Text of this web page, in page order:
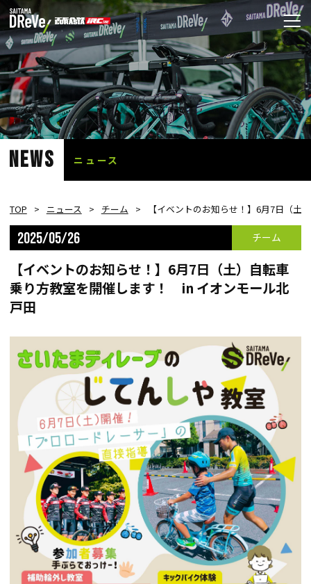
NEWS ニュース
TOP ニュース チーム 【イベントのお知らせ！】6月7日（
2025/05/26 チーム
【イベントのお知らせ！】6月7日（土）自転車
乗り方教室を開催します！ in イオンモール北
戸田